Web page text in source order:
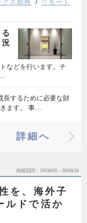
クス勤務
リモート
などを行います。チ
長するために必要な財
ます。 事…
詳細へ
掲載期間 26/08/05～26/08/18
を、海外子
ルドで活か